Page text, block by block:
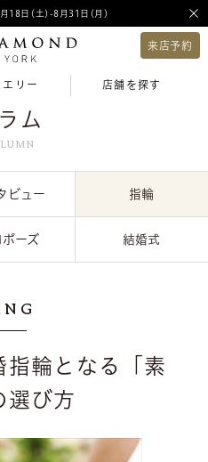
18日(土)-8月31日(月)
来店予約
エリー 店舗を探す
ム
ビュー 指輪
ポーズ 結婚式
指輪となる「素
選び方